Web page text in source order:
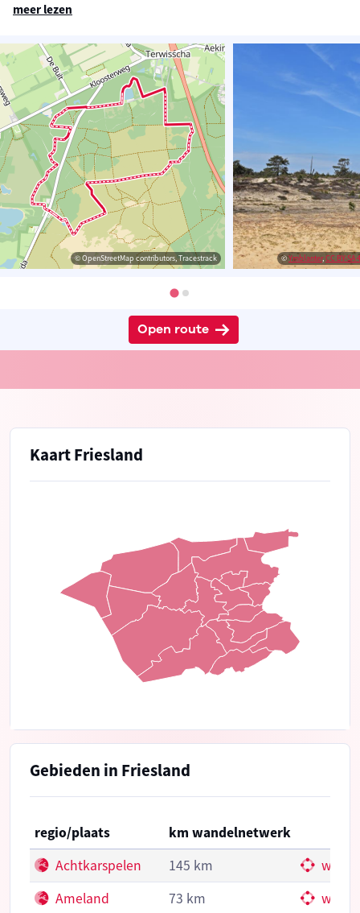
meer lezen
© OpenStreetMap contributors, Tracestrack ©Ymblanter,CC BY-SA
Open route
Kaart Friesland
Gebieden in Friesland
regio/plaats
km wandelnetwerk
Achtkarspelen
145 km
Ameland
73 km